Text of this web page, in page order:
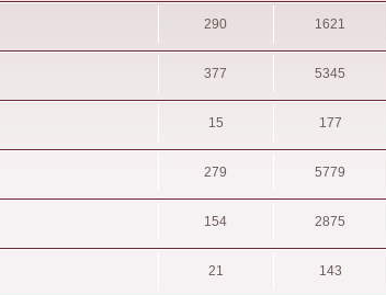
290 1621
377 5345
15 177
279 5779
154 2875
21 143